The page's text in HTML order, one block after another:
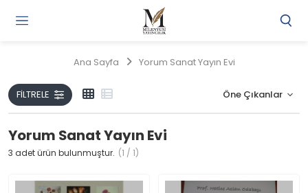
Ana Sayfa Yorum Sanat Yayın Evi
FILTRELE
Yorum Sanat Yayın Evi
3 adet ürün bulunmuştur. (1 / 1)